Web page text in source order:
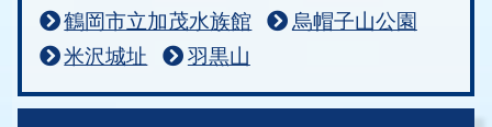
鶴岡市立加茂水族館
烏帽子山公園
米沢城址
羽黒山